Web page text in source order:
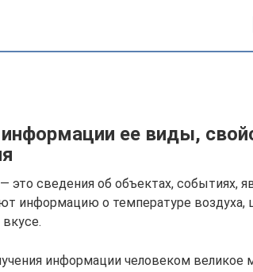
ее виды,
это сведения об объектах, событиях,
информацию о температуре воздуха,
вкусе.
информации человеком великое